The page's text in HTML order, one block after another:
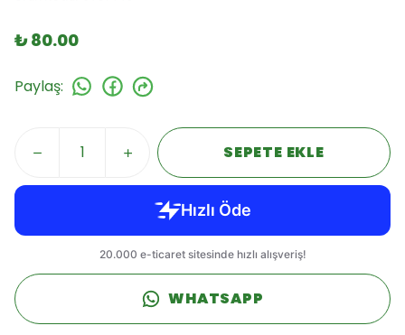
₺ 80.00
Paylaş:
SEPETE EKLE
WHATSAPP